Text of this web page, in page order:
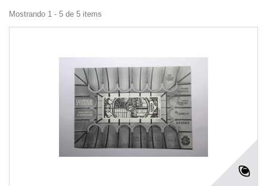
Mostrando 1 - 5 de 5 items